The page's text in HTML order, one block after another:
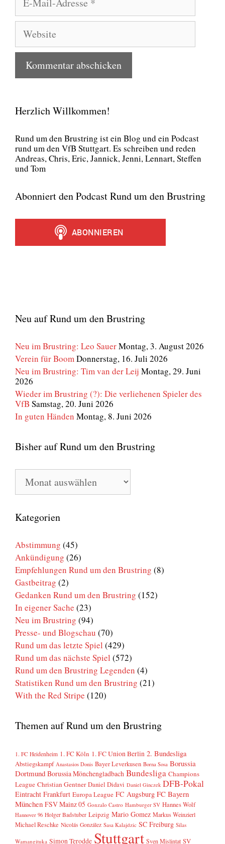
Mail-
Adresse
Herzlich Willkommen!
Rund um den Brust­ring ist ein Blog und ein Pod­cast
rund um den VfB Stutt­gart. Es schrei­ben und reden
Andre­as, Chris, Eric, Jan­nick, Jen­ni, Lenn­art, Stef­fen
und Tom
Abonniert den Podcast Rund um den Brustring
Neu auf Rund um den Brustring
Neu im Brustring: Leo SauerMontag, 3. August 2026
Verein für BoomDonnerstag, 16. Juli 2026
Neu im Brustring: Tim van der Leij Montag, 29. Juni
2026
Wieder im Brustring (?): Die verliehenen Spieler des
VfB Samstag, 20. Juni 2026
In guten Händen Montag, 8. Juni 2026
Bisher auf Rund um den Brustring
Bisher
auf
Rund
den
Brustring
Kategorien
Abstimmung (45)
Ankündigung (26)
Empfehlungen Rund um den Brustring (8)
Gastbeitrag (2)
Gedanken Rund um den Brustring (152)
In eigener Sache (23)
Neu im Brustring (94)
Presse- und Blogschau (70)
Rund um das letzte Spiel (429)
Rund um das nächste Spiel (572)
Rund um den Brustring Legenden (4)
Statistiken Rund um den Brustring (21)
With the Red Stripe (120)
Themen auf Rund um den Brustring
1. FC Heidenheim 1. FC Köln 1. FC Union Berlin 2. Bundesliga
Abstiegskampf Anastasios Donis Bayer Leverkusen Borna Sosa Borussia
Dortmund Borussia Mönchengladbach Bundesliga Champions
League Christian Gentner Daniel Didavi Daniel Ginczek DFB-Pokal
Eintracht Frankfurt Europa League FC Augsburg FC Bayern
München FSV Mainz 05 Gonzalo Castro Hamburger SV Hannes Wolf
Hannover 96 Holger Badstuber Leipzig Mario Gomez Markus Weinzierl
Michael Reschke Nicolás González Sasa Kalajdzic SC Freiburg Silas
Wamangituka Simon Terodde Stuttgart Sven Mislintat SV